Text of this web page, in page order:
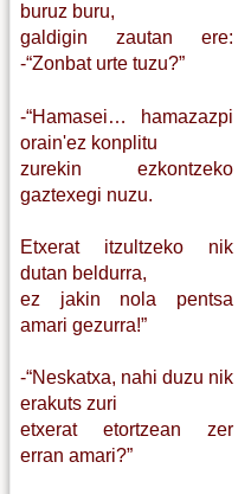
buruz buru,
galdigin zautan ere:
-“Zonbat urte tuzu?”
-“Hamasei… hamazazpi
orain'ez konplitu
zurekin ezkontzeko
gaztexegi nuzu.
Etxerat itzultzeko nik
dutan beldurra,
ez jakin nola pentsa
amari gezurra!”
-“Neskatxa, nahi duzu nik
erakuts zuri
etxerat etortzean zer
erran amari?”